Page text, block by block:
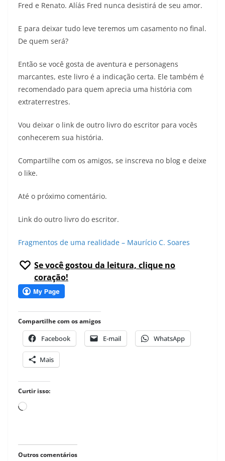
Fred e Renato. Alíás Fred nunca desistirá de seu amor.
E para deixar tudo leve teremos um casamento no final.
De quem será?
Então se você gosta de aventura e personagens
marcantes, este livro é a indicação certa. Ele também é
recomendado para quem aprecia uma história com
extraterrestres.
Vou deixar o link de outro livro do escritor para vocês
conhecerem sua história.
Compartilhe com os amigos, se inscreva no blog e deixe
o like.
Até o próximo comentário.
Link do outro livro do escritor.
Fragmentos de uma realidade – Maurício C. Soares
Se você gostou da leitura, clique no
coração!
Compartilhe com os amigos
Facebook E-mail WhatsApp
Mais
Curtir isso:
Carregando...
Outros comentários